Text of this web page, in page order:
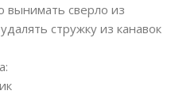
вынимать сверло из
стружку из канавок